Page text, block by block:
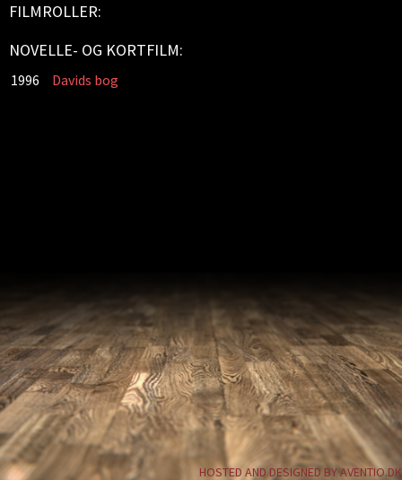
FILMROLLER:
NOVELLE- OG KORTFILM:
1996 Davids bog
HOSTED AND DESIGNED BY AVENTIO.DK